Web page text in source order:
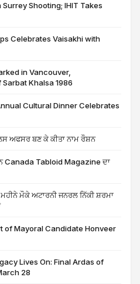
Shooting; IHIT Takes
Celebrates Vaisakhi with
in Vancouver,
Khalsa 1986
Cultural Dinner Celebrates
ਅਫਸਰ ਬਣ ਕੇ ਕੀਤਾ ਨਾਮ ਰੌਸ਼ਨ
Canada Tabloid Magazine ਦਾ
ਮੌਕੇ ਅਟਾਰਨੀ ਜਨਰਲ ਨਿੱਕੀ ਸ਼ਰਮਾ
of Mayoral Candidate Honveer
Lives On: Final Ardas of
28